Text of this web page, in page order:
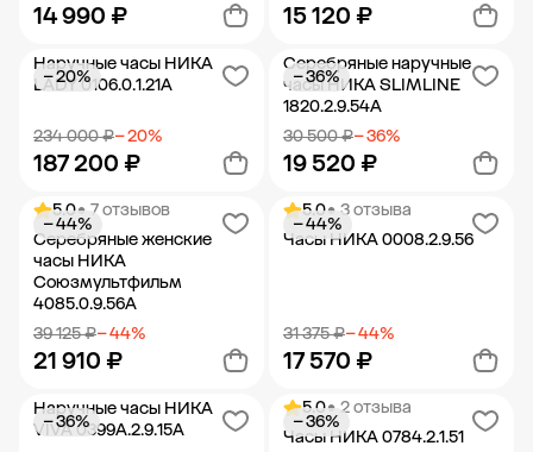
14 990 ₽
Добавить в корзину
15 120 ₽
Добавить в корзину
Наручные часы НИКА
LADY 0106.0.1.21A
234 000 ₽− 20%
187 200 ₽
− 20%
Добавить в корзину
Серебряные наручные
часы НИКА SLIMLINE
1820.2.9.54A
30 500 ₽− 36%
19 520 ₽
− 36%
Добавить в корзину
5.0• 7 отзывов
Серебряные женские
часы НИКА
Союзмультфильм
4085.0.9.56A
39 125 ₽− 44%
21 910 ₽
− 44%
Добавить в корзину
5.0• 3 отзыва
Часы НИКА 0008.2.9.56
31 375 ₽− 44%
17 570 ₽
− 44%
Добавить в корзину
Наручные часы НИКА
VIVA 0399A.2.9.15A
− 36%
5.0• 2 отзыва
Часы НИКА 0784.2.1.51
− 36%